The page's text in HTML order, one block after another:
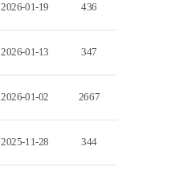
2026-01-19 436
2026-01-13 347
2026-01-02 2667
2025-11-28 344